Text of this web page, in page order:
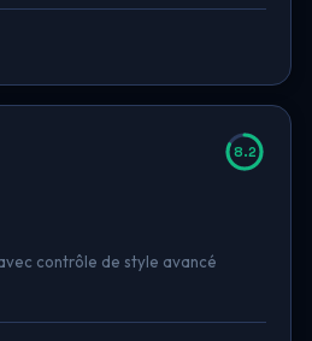
8.2
contrôle de style avancé